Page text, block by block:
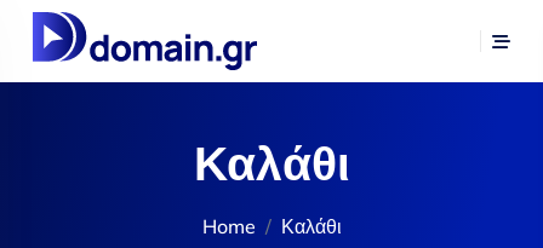
Καλάθι
Home Καλάθι